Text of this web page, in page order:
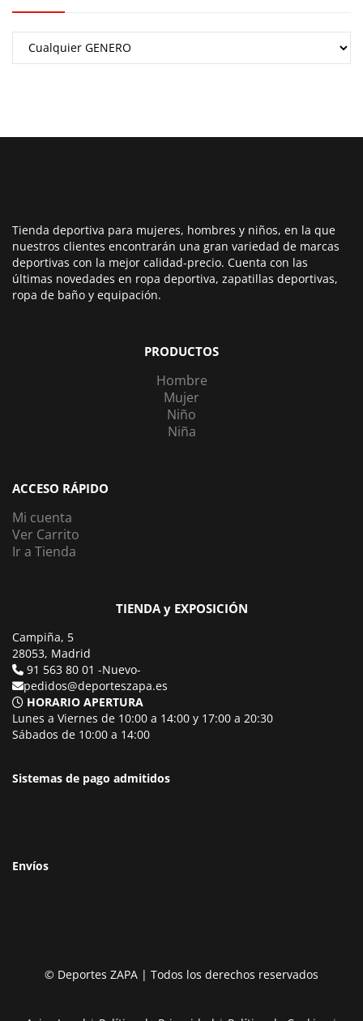
Tienda deportiva para mujeres, hombres y niños, en la que
nuestros clientes encontrarán una gran variedad de marcas
deportivas con la mejor calidad-precio. Cuenta con las
últimas novedades en ropa deportiva, zapatillas deportivas,
ropa de baño y equipación.
PRODUCTOS
Hombre
Mujer
Niño
Niña
ACCESO RÁPIDO
Mi cuenta
Ver Carrito
Ir a Tienda
TIENDA y EXPOSICIÓN
Campiña, 5
28053, Madrid
91 563 80 01 -Nuevo-
pedidos@deporteszapa.es
HORARIO APERTURA
Lunes a Viernes de 10:00 a 14:00 y 17:00 a 20:30
Sábados de 10:00 a 14:00
Sistemas de pago admitidos
Envíos
© Deportes ZAPA | Todos los derechos reservados